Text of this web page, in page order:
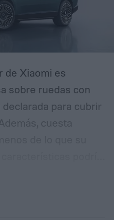
de Xiaomi es
sobre ruedas con
para cubrir
cuesta
lanzado
N90 Max en